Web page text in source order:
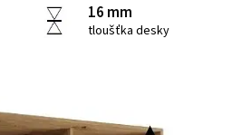
16 mm
tloušťka desky